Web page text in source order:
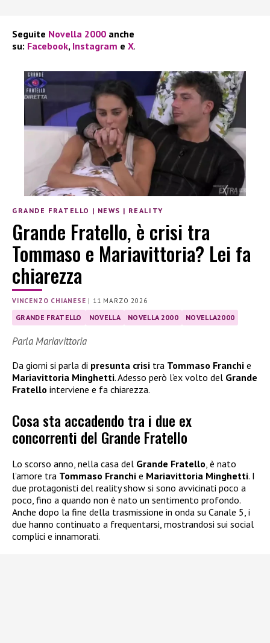
Seguite Novella 2000 anche
su: Facebook, Instagram e X.
GRANDE FRATELLO | NEWS | REALITY
Grande Fratello, è crisi tra
Tommaso e Mariavittoria? Lei fa
chiarezza
VINCENZO CHIANESE | 11 MARZO 2026
GRANDE FRATELLO NOVELLA NOVELLA 2000 NOVELLA2000
Parla Mariavittoria
Da giorni si parla di presunta crisi tra Tommaso Franchi e
Mariavittoria Minghetti. Adesso però l’ex volto del Grande
Fratello interviene e fa chiarezza.
Cosa sta accadendo tra i due ex
concorrenti del Grande Fratello
Lo scorso anno, nella casa del Grande Fratello , è nato
l’amore tra Tommaso Franchi e Mariavittoria Minghetti. I
due protagonisti del reality show si sono avvicinati poco a
poco, fino a quando non è nato un sentimento profondo.
Anche dopo la fine della trasmissione in onda su Canale 5, i
due hanno continuato a frequentarsi, mostrandosi sui social
complici e innamorati.